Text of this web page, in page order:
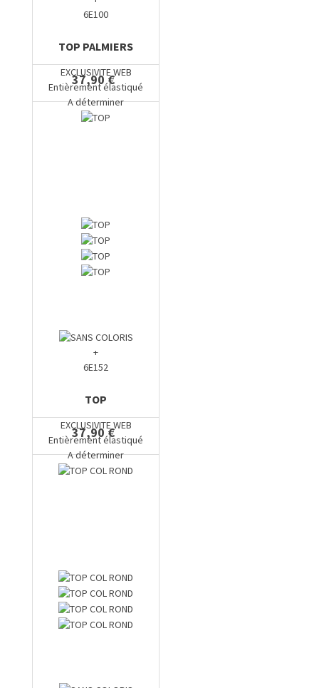
6E100
TOP PALMIERS
37,90 €
EXCLUSIVITE WEB
Entièrement élastiqué
A déterminer
+
6E152
TOP
37,90 €
EXCLUSIVITE WEB
Entièrement élastiqué
A déterminer